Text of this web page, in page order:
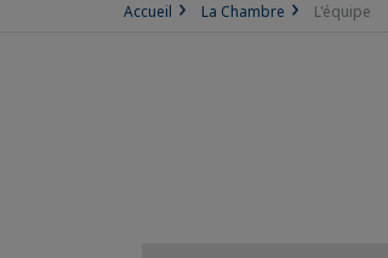
Accueil La Chambre L'équipe